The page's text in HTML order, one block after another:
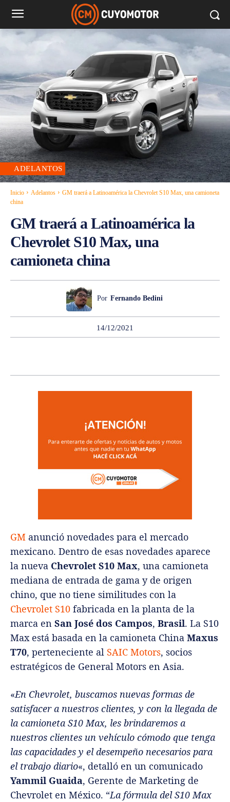
ADELANTOS
Inicio Adelantos
GM traerá a Latinoamérica la Chevrolet S10 Max, una camioneta
china
GM traerá a Latinoamérica la
Chevrolet S10 Max, una
camioneta china
Por Fernando Bedini
14/12/2021
GM anunció novedades para el mercado
mexicano. Dentro de esas novedades aparece
la nueva Chevrolet S10 Max, una camioneta
mediana de entrada de gama y de origen
chino, que no tiene similitudes con la
Chevrolet S10 fabricada en la planta de la
marca en San José dos Campos, Brasil. La S10
Max está basada en la camioneta China Maxus
T70, perteneciente al SAIC Motors, socios
estratégicos de General Motors en Asia.
«En Chevrolet, buscamos nuevas formas de
satisfacer a nuestros clientes, y con la llegada de
la camioneta S10 Max, les brindaremos a
nuestros clientes un vehículo cómodo que tenga
las capacidades y el desempeño necesarios para
el trabajo diario«, detalló en un comunicado
Yammil Guaida, Gerente de Marketing de
Chevrolet en México. “La fórmula del S10 Max